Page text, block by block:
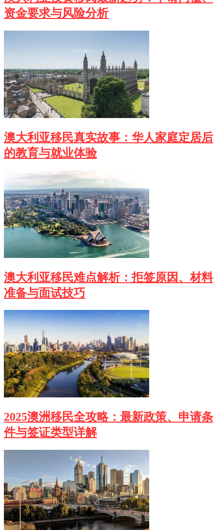
资金要求与风险分析
澳大利亚移民真实故事：华人家庭定居后
的教育与就业体验
澳大利亚移民难点解析：拒签原因、材料
准备与面试技巧
2025澳洲移民全攻略：最新政策、申请条
件与签证类型详解